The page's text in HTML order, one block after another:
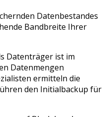
Datenbestandes
Bandbreite Ihrer
Datenträger ist im
Datenmengen
ermitteln die
den Initialbackup für